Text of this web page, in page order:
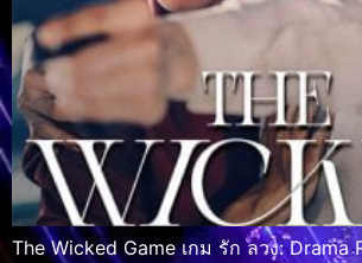
The Wicked Game เกม รัก ลวง: Drama